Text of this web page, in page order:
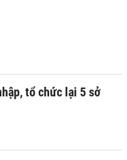
tổ chức lại 5 sở